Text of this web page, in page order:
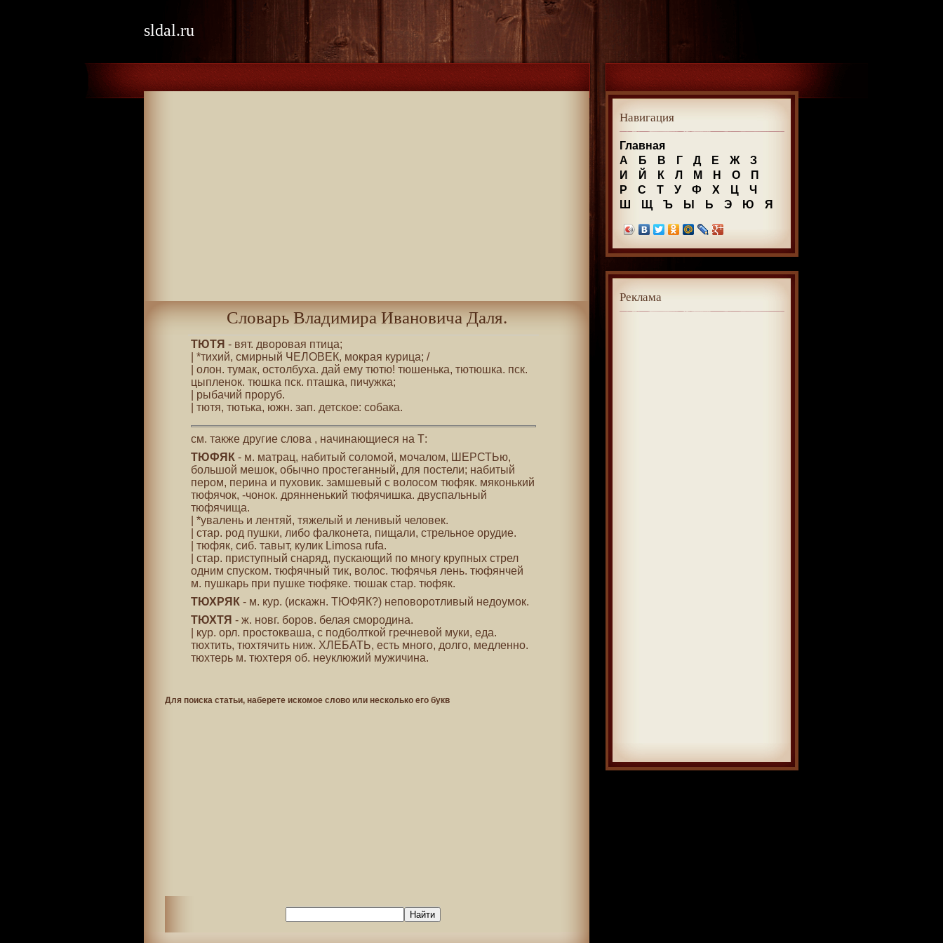
sldal.ru
Словарь Владимира Ивановича Даля.
ТЮТЯ - вят. дворовая птица;
| *тихий, смирный ЧЕЛОВЕК, мокрая курица; /
| олон. тумак, остолбуха. дай ему тютю! тюшенька, тютюшка. пск.
цыпленок. тюшка пск. пташка, пичужка;
| рыбачий проруб.
| тютя, тютька, южн. зап. детское: собака.
см. также другие слова , начинающиеся на Т:
ТЮФЯК - м. матрац, набитый соломой, мочалом, ШЕРСТЬю,
большой мешок, обычно простеганный, для постели; набитый
пером, перина и пуховик. замшевый с волосом тюфяк. мяконький
тюфячок, -чонок. дрянненький тюфячишка. двуспальный
тюфячища.
| *увалень и лентяй, тяжелый и ленивый человек.
| стар. род пушки, либо фалконета, пищали, стрельное орудие.
| тюфяк, сиб. тавыт, кулик Limosa rufa.
| стар. приступный снаряд, пускающий по многу крупных стрел
одним спуском. тюфячный тик, волос. тюфячья лень. тюфянчей
м. пушкарь при пушке тюфяке. тюшак стар. тюфяк.
ТЮХРЯК - м. кур. (искажн. ТЮФЯК?) неповоротливый недоумок.
ТЮХТЯ - ж. новг. боров. белая смородина.
| кур. орл. простокваша, с подболткой гречневой муки, еда.
тюхтить, тюхтячить ниж. ХЛЕБАТЬ, есть много, долго, медленно.
тюхтерь м. тюхтеря об. неуклюжий мужичина.
Для поиска статьи, наберете искомое слово или несколько его букв
Навигация
Главная
А
Б В Г Д Е Ж
З
И
Й К Л М Н О
П
Р
С Т У Ф Х Ц
Ч
Ш
Щ Ъ Ы Ь Э Ю Я
Реклама